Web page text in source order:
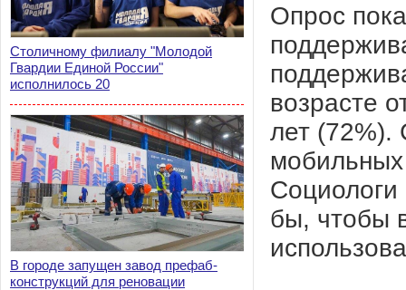
Столичному филиалу "Молодой
Гвардии Единой России"
исполнилось 20
В городе запущен завод префаб-
конструкций для реновации
Опрос
возрасте
лет (72%).
Социологи
бы, чтобы